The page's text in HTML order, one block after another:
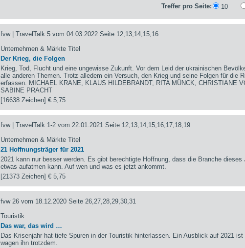
Treffer pro Seite:
10
fvw | TravelTalk 5 vom 04.03.2022 Seite 12,13,14,15,16
Unternehmen & Märkte Titel
Der Krieg, die Folgen
Krieg, Tod, Flucht und eine ungewisse Zukunft. Vor dem Leid der ukrainischen
alle anderen Themen. Trotz alledem ein Versuch, den Krieg und seine Folgen für die
erfassen. MICHAEL KRANE, KLAUS HILDEBRANDT, RITA MÜNCK, CHRISTIANE
SABINE PRACHT
[16638 Zeichen]€ 5,75
fvw | TravelTalk 1-2 vom 22.01.2021 Seite 12,13,14,15,16,17,18,19
Unternehmen & Märkte Titel
21 Hoffnungsträger für 2021
2021 kann nur besser werden. Es gibt berechtigte Hoffnung, dass die Branche dieses
etwas aufatmen kann. Auf wen und was es jetzt ankommt.
[21373 Zeichen]€ 5,75
fvw 26 vom 18.12.2020 Seite 26,27,28,29,30,31
Touristik
Das war, das wird …
Das Krisenjahr hat tiefe Spuren in der Touristik hinterlassen. Ein Ausblick auf 2021 ist
wagen ihn trotzdem.